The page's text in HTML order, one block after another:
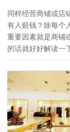
同样经营商铺或店
有人赔钱？除每个
重要因素就是商铺
的话就好好解读一